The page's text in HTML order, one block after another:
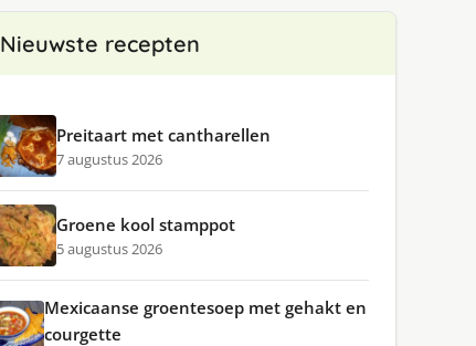
Nieuwste recepten
Preitaart met cantharellen
7 augustus 2026
Groene kool stamppot
5 augustus 2026
Mexicaanse groentesoep met gehakt en
courgette